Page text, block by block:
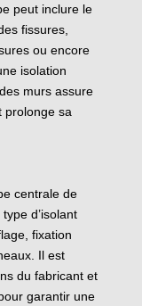
peut inclure le
fissures,
ou encore
isolation
murs assure
prolonge sa
centrale de
d’isolant
fixation
Il est
du fabricant et
garantir une